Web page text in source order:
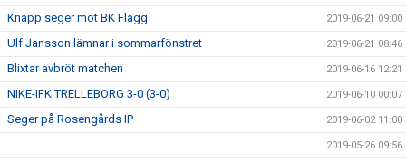
Knapp seger mot BK Flagg 2019-06-21 09:00
Ulf Jansson lämnar i sommarfönstret 2019-06-21 08:46
Blixtar avbröt matchen 2019-06-16 12:21
NIKE-IFK TRELLEBORG 3-0 (3-0) 2019-06-10 00:07
Seger på Rosengårds IP 2019-06-02 11:00
2019-05-26 09:56